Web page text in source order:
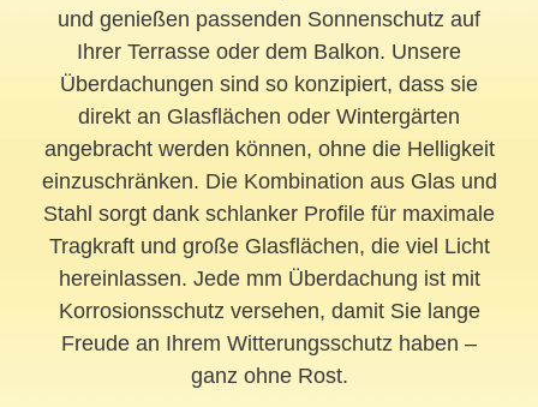
und genießen passenden Sonnenschutz auf
Ihrer Terrasse oder dem Balkon. Unsere
Überdachungen sind so konzipiert, dass sie
direkt an Glasflächen oder Wintergärten
angebracht werden können, ohne die Helligkeit
einzuschränken. Die Kombination aus Glas und
Stahl sorgt dank schlanker Profile für maximale
Tragkraft und große Glasflächen, die viel Licht
hereinlassen. Jede mm Überdachung ist mit
Korrosionsschutz versehen, damit Sie lange
Freude an Ihrem Witterungsschutz haben –
ganz ohne Rost.